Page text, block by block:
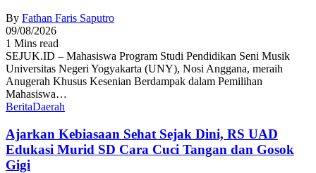
By Fathan Faris Saputro
09/08/2026
1 Mins read
SEJUK.ID – Mahasiswa Program Studi Pendidikan Seni Musik
Universitas Negeri Yogyakarta (UNY), Nosi Anggana, meraih
Anugerah Khusus Kesenian Berdampak dalam Pemilihan
Mahasiswa…
BeritaDaerah
Ajarkan Kebiasaan Sehat Sejak Dini, RS UAD
Edukasi Murid SD Cara Cuci Tangan dan Gosok
Gigi